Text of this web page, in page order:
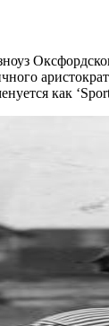
как